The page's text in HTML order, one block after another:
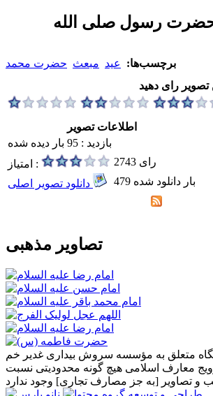
رسول صلی الله
برچسب‌ها: عید مبعث حضرت محمد
تصویر رای دهید
اطلاعات تصویر
بازدید : 95 بار دیده شده
امتیاز :
2743 رای
479 بار دانلود شده
تصاویر مذهبی
متعلق به مؤسسه سروش بیداری غدیر خم
معارف اسلامی هیچ گونه محدودیتی نسبت